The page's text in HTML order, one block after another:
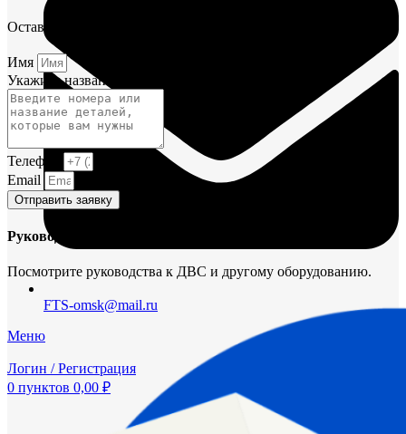
FTS-omsk@mail.ru
Меню
Логин / Регистрация
0 пунктов 0,00 ₽
Оставьте заявку и мы постараемся вам помочь.
Имя
Укажите название или номера деталей
Телефон
Email
Отправить заявку
Руководства и инструкции
Посмотрите руководства к ДВС и другому оборудованию.